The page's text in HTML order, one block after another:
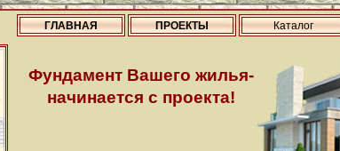
ГЛАВНАЯ ПРОЕКТЫ Каталог
Фундамент Вашего жилья-
начинается с проекта!